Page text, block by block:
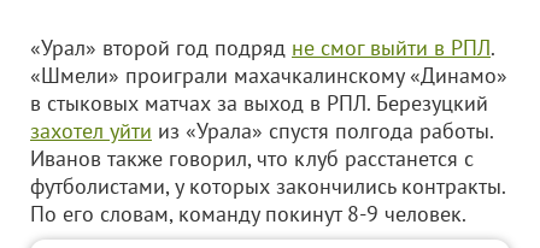
«Урал» второй год подряд не смог выйти в РПЛ.
«Шмели» проиграли махачкалинскому «Динамо»
в стыковых матчах за выход в РПЛ. Березуцкий
захотел уйти из «Урала» спустя полгода работы.
Иванов также говорил, что клуб расстанется с
футболистами, у которых закончились контракты.
По его словам, команду покинут 8-9 человек.